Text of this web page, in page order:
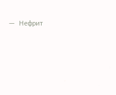
Нефрит